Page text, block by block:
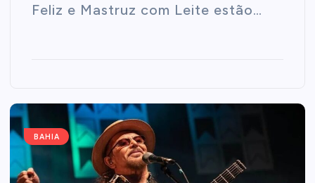
Feliz e Mastruz com Leite estão…
BAHIA